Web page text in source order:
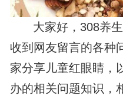
大家好，308养
收到网友留言的各种
家分享儿童红眼睛，
办的相关问题知识，